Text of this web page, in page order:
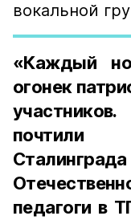
вокальной
«Каждый
огонек
почтили
педагоги в